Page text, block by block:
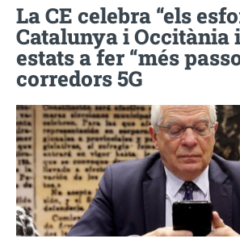
La CE celebra “els
Catalunya i Occitània
estats a fer “més
corredors 5G